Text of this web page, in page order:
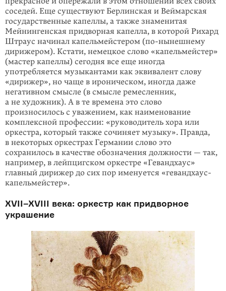
соседей. Еще существуют Берлинская и Веймарская
государственные капеллы, а также знаменитая
Мейнингенская придворная капелла, в которой Рихард
Штраус начинал капельмейстером (по-нынешнему
дирижером). Кстати, немецкое слово «капельмейстер»
(мастер капеллы) сегодня все еще иногда
употребляется музыкантами как эквивалент слову
«дирижер», но чаще в ироническом, иногда даже
негативном смысле (в смысле ремесленник,
а не художник). А в те времена это слово
произносилось с уважением, как наименование
комплексной профессии: «руководитель хора или
оркестра, который также сочиняет музыку». Правда,
в некоторых оркестрах Германии слово это
сохранилось в качестве обозначения должности — так,
например, в лейпцигском оркестре «Гевандхаус»
главный дирижер до сих пор именуется «гевандхаус-
капельмейстер».
XVII–XVIII века: оркестр как придворное
украшение